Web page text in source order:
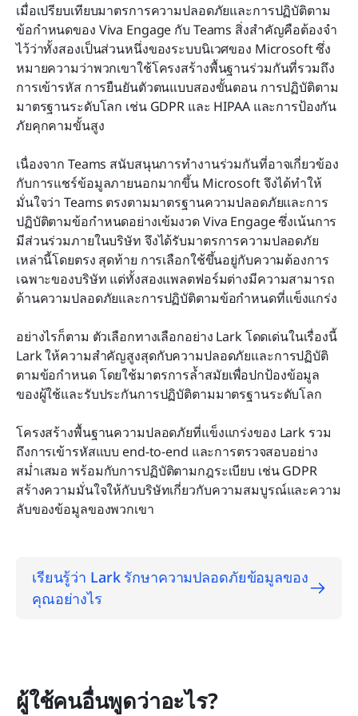
เมื่อเปรียบเทียบมาตรการความปลอดภัยและการปฏิบัติตาม
ข้อกำหนดของ Viva Engage กับ Teams สิ่งสำคัญคือต้องจำ
ไว้ว่าทั้งสองเป็นส่วนหนึ่งของระบบนิเวศของ Microsoft ซึ่ง
หมายความว่าพวกเขาใช้โครงสร้างพื้นฐานร่วมกันที่รวมถึง
การเข้ารหัส การยืนยันตัวตนแบบสองขั้นตอน การปฏิบัติตาม
มาตรฐานระดับโลก เช่น GDPR และ HIPAA และการป้องกัน
ภัยคุกคามขั้นสูง
เนื่องจาก Teams สนับสนุนการทำงานร่วมกันที่อาจเกี่ยวข้อง
กับการแชร์ข้อมูลภายนอกมากขึ้น Microsoft จึงได้ทำให้
มั่นใจว่า Teams ตรงตามมาตรฐานความปลอดภัยและการ
ปฏิบัติตามข้อกำหนดอย่างเข้มงวด Viva Engage ซึ่งเน้นการ
มีส่วนร่วมภายในบริษัท จึงได้รับมาตรการความปลอดภัย
เหล่านี้โดยตรง สุดท้าย การเลือกใช้ขึ้นอยู่กับความต้องการ
เฉพาะของบริษัท แต่ทั้งสองแพลตฟอร์มต่างมีความสามารถ
ด้านความปลอดภัยและการปฏิบัติตามข้อกำหนดที่แข็งแกร่ง
อย่างไรก็ตาม ตัวเลือกทางเลือกอย่าง Lark โดดเด่นในเรื่องนี้
Lark ให้ความสำคัญสูงสุดกับความปลอดภัยและการปฏิบัติ
ตามข้อกำหนด โดยใช้มาตรการล้ำสมัยเพื่อปกป้องข้อมูล
ของผู้ใช้และรับประกันการปฏิบัติตามมาตรฐานระดับโลก
โครงสร้างพื้นฐานความปลอดภัยที่แข็งแกร่งของ Lark รวม
ถึงการเข้ารหัสแบบ end-to-end และการตรวจสอบอย่าง
สม่ำเสมอ พร้อมกับการปฏิบัติตามกฎระเบียบ เช่น GDPR
สร้างความมั่นใจให้กับบริษัทเกี่ยวกับความสมบูรณ์และความ
ลับของข้อมูลของพวกเขา
เรียนรู้ว่า Lark รักษาความปลอดภัยข้อมูลของ
คุณอย่างไร
ผู้ใช้คนอื่นพูดว่าอะไร?